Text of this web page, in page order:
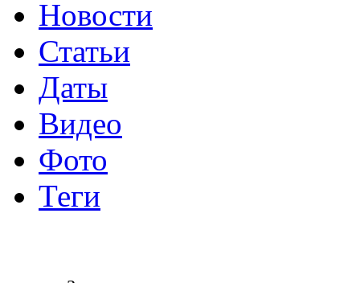
Новости
Статьи
Даты
Видео
Фото
Теги